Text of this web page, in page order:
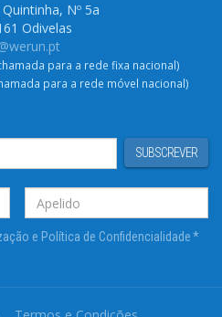
Nº 5a
Odivelas
para a rede fixa nacional)
para a rede móvel nacional)
SUBSCREVER
e Política de Confidencialidade*